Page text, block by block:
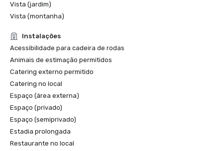
Vista (jardim)
Vista (montanha)
Instalações
Acessibilidade para cadeira de rodas
Animais de estimação permitidos
Catering externo permitido
Catering no local
Espaço (área externa)
Espaço (privado)
Espaço (semiprivado)
Estadia prolongada
Restaurante no local